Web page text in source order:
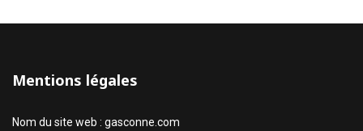
Mentions légales
Nom du site web : gasconne.com